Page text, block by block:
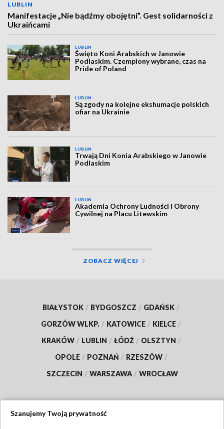
LUBLIN
Manifestacje „Nie bądźmy obojętni”. Gest solidarności z
Ukraińcami
LUBLIN
Święto Koni Arabskich w Janowie
Podlaskim. Czempiony wybrane, czas na
Pride of Poland
LUBLIN
Są zgody na kolejne ekshumacje polskich
ofiar na Ukrainie
LUBLIN
Trwają Dni Konia Arabskiego w Janowie
Podlaskim
LUBLIN
Akademia Ochrony Ludności i Obrony
Cywilnej na Placu Litewskim
ZOBACZ WIĘCEJ
BIAŁYSTOK / BYDGOSZCZ / GDAŃSK /
GORZÓW WLKP. / KATOWICE / KIELCE /
KRAKÓW / LUBLIN / ŁÓDŹ / OLSZTYN /
OPOLE / POZNAŃ / RZESZÓW /
SZCZECIN / WARSZAWA / WROCŁAW
Szanujemy Twoją prywatność